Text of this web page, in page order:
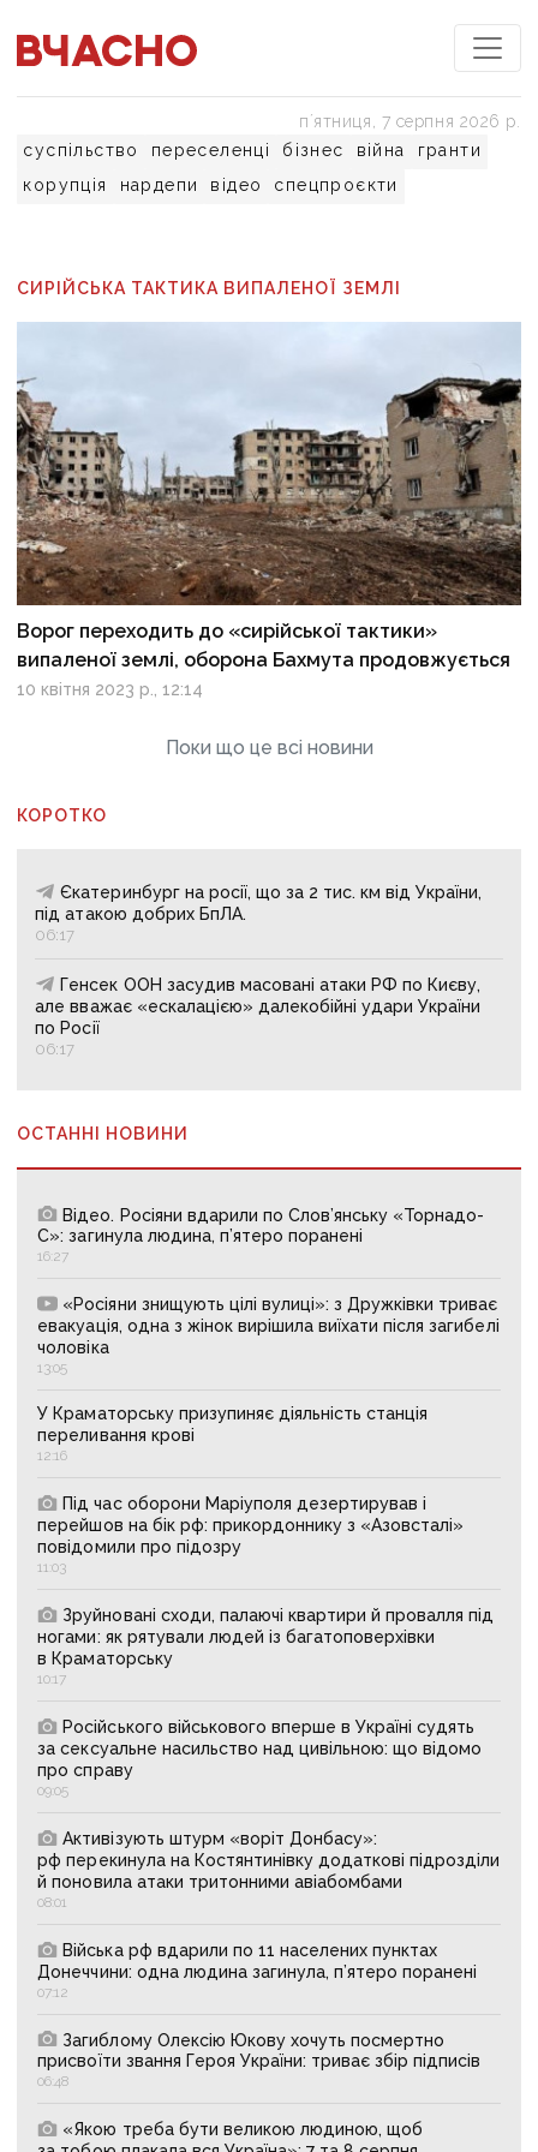
суспільство переселенці бізнес війна
гранти
корупція
нардепи відео спецпроєкти
пʼятниця, 7 серпня 2026 р.
СИРІЙСЬКА ТАКТИКА ВИПАЛЕНОЇ ЗЕМЛІ
Ворог переходить до «сирійської тактики»
випаленої землі, оборона Бахмута продовжується
10 квітня 2023 р., 12:14
Поки що це всі новини
КОРОТКО
Єкатеринбург на росії, що за 2 тис. км від України,
під атакою добрих БпЛА.
06:17
Генсек ООН засудив масовані атаки РФ по Києву,
але вважає «ескалацією» далекобійні удари України
по Росії
06:17
ОСТАННІ НОВИНИ
Відео. Росіяни вдарили по Слов’янську «Торнадо-
С»: загинула людина, п’ятеро поранені
16:27
«Росіяни знищують цілі вулиці»: з Дружківки триває
евакуація, одна з жінок вирішила виїхати після загибелі
чоловіка
13:05
У Краматорську призупиняє діяльність станція
переливання крові
12:16
Під час оборони Маріуполя дезертирував і
перейшов на бік рф: прикордоннику з «Азовсталі»
повідомили про підозру
11:03
Зруйновані сходи, палаючі квартири й провалля під
ногами: як рятували людей із багатоповерхівки
в Краматорську
10:17
Російського військового вперше в Україні судять
за сексуальне насильство над цивільною: що відомо
про справу
09:05
Активізують штурм «воріт Донбасу»:
рф перекинула на Костянтинівку додаткові підрозділи
й поновила атаки тритонними авіабомбами
08:01
Війська рф вдарили по 11 населених пунктах
Донеччини: одна людина загинула, п’ятеро поранені
07:12
Загиблому Олексію Юкову хочуть посмертно
присвоїти звання Героя України: триває збір підписів
06:48
«Якою треба бути великою людиною, щоб